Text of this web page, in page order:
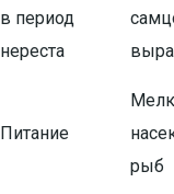
в период
нереста
Питание
рыб